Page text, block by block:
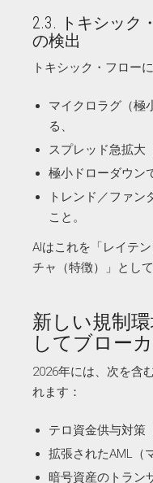
2.3. トキシック
の検出
トキシック・フロー
マイクロラグ（極
る、
スプレッド急拡大
極小ドローダウン
トレンド／ファン
こと。
AIはこれを「レイテ
チャ（特徴）」とし
新しい規制環
してブロー
2026年には、次を含
れます：
テロ資金供与対策
拡張されたAML（
暗号資産のトラン